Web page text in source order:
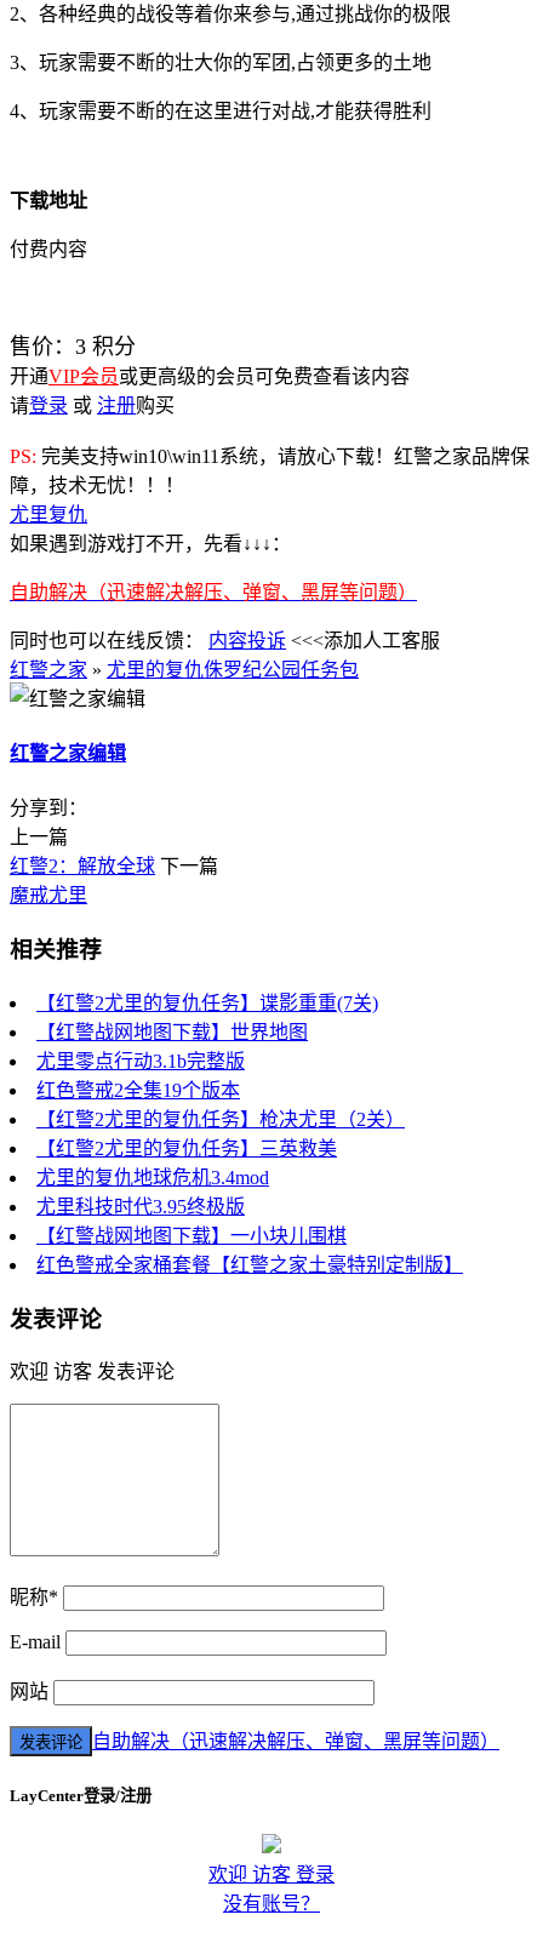
2、各种经典的战役等着你来参与,通过挑战你的极限
3、玩家需要不断的壮大你的军团,占领更多的土地
4、玩家需要不断的在这里进行对战,才能获得胜利
下载地址
付费内容
售价： 3 积分
开通VIP会员或更高级的会员可免费查看该内容
请登录 或 注册购买
PS: 完美支持win10\win11系统，请放心下载！红警之家品牌保
障，技术无忧！！！
尤里复仇
如果遇到游戏打不开，先看↓↓↓：
自助解决（迅速解决解压、弹窗、黑屏等问题）
同时也可以在线反馈： 内容投诉 <<<添加人工客服
红警之家 » 尤里的复仇侏罗纪公园任务包
红警之家编辑
分享到：
上一篇
红警2：解放全球 下一篇
魔戒尤里
相关推荐
【红警2尤里的复仇任务】谍影重重(7关)
【红警战网地图下载】世界地图
尤里零点行动3.1b完整版
红色警戒2全集19个版本
【红警2尤里的复仇任务】枪决尤里（2关）
【红警2尤里的复仇任务】三英救美
尤里的复仇地球危机3.4mod
尤里科技时代3.95终极版
【红警战网地图下载】一小块儿围棋
红色警戒全家桶套餐【红警之家土豪特别定制版】
发表评论
欢迎 访客 发表评论
昵称*
E-mail
网站
自助解决（迅速解决解压、弹窗、黑屏等问题）
LayCenter登录/注册
欢迎 访客 登录
没有账号？